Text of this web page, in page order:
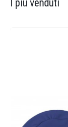
I più venduti